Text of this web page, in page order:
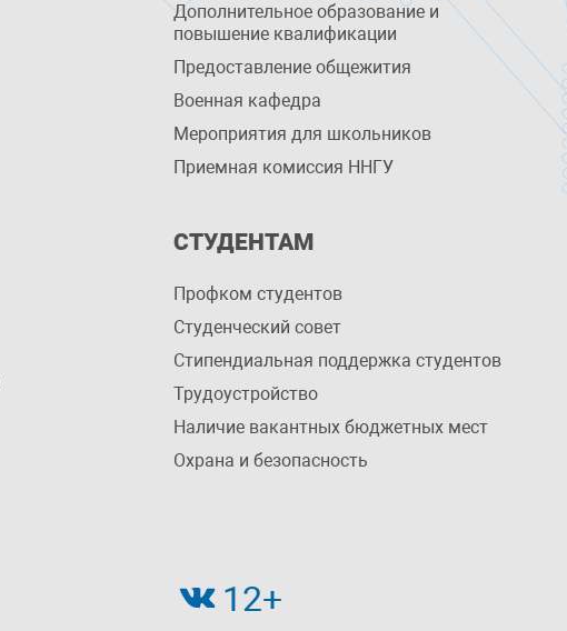
Дополнительное образование и
повышение квалификации
Предоставление общежития
Военная кафедра
Мероприятия для школьников
Приемная комиссия ННГУ
СТУДЕНТАМ
Профком студентов
Студенческий совет
Стипендиальная поддержка студентов
Трудоустройство
Наличие вакантных бюджетных мест
Охрана и безопасность
12+